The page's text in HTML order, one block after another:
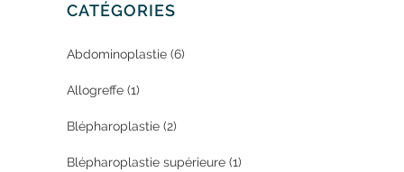
CATÉGORIES
Abdominoplastie (6)
Allogreffe (1)
Blépharoplastie (2)
Blépharoplastie supérieure (1)